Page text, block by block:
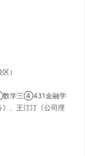
）
学三④431金融学
、王汀汀《公司理